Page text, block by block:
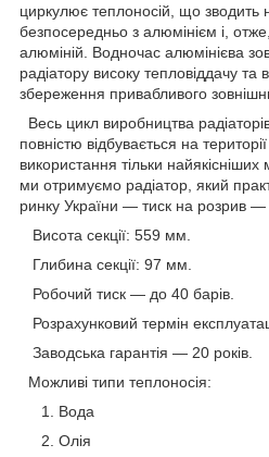
циркулює теплоносій, що зводить
безпосередньо з алюмінієм і,
алюміній. Водночас алюмінієва
радіатору високу тепловіддачу та
збереження привабливого
Весь цикл виробництва
повністю відбувається на території
використання тільки
ми отримуємо радіатор, який
ринку України — тиск на розрив —
Висота секції: 559 мм.
Глибина секції: 97 мм.
Робочий тиск — до 40 барів.
Розрахунковий термін
Заводська гарантія — 20 років.
Можливі типи теплоносія:
Вода
Олія